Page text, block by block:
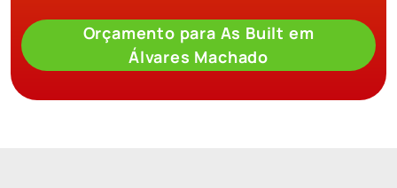
Orçamento para As Built em
Álvares Machado